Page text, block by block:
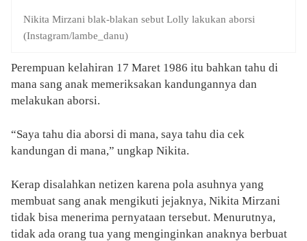
Nikita Mirzani blak-blakan sebut Lolly lakukan aborsi
(Instagram/lambe_danu)
Perempuan kelahiran 17 Maret 1986 itu bahkan tahu di
mana sang anak memeriksakan kandungannya dan
melakukan aborsi.
“Saya tahu dia aborsi di mana, saya tahu dia cek
kandungan di mana,” ungkap Nikita.
Kerap disalahkan netizen karena pola asuhnya yang
membuat sang anak mengikuti jejaknya, Nikita Mirzani
tidak bisa menerima pernyataan tersebut. Menurutnya,
tidak ada orang tua yang menginginkan anaknya berbuat